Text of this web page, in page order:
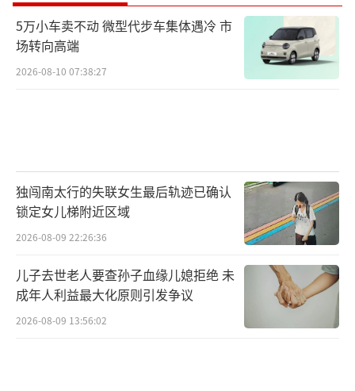
5万小车卖不动 微型代步车集体遇冷 市
场转向高端
2026-08-10 07:38:27
独闯南太行的失联女生最后轨迹已确认
锁定女儿梯附近区域
2026-08-09 22:26:36
儿子去世老人要查孙子血缘儿媳拒绝 未
成年人利益最大化原则引发争议
2026-08-09 13:56:02